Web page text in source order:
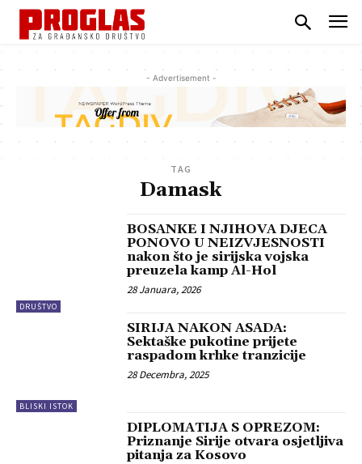
- Advertisement -
TAG
Damask
DRUŠTVO
BOSANKE I NJIHOVA DJECA
PONOVO U NEIZVJESNOSTI
nakon što je sirijska vojska
preuzela kamp Al-Hol
28 Januara, 2026
BLISKI ISTOK
SIRIJA NAKON ASADA:
Sektaške pukotine prijete
raspadom krhke tranzicije
28 Decembra, 2025
DIPLOMATIJA S OPREZOM:
Priznanje Sirije otvara osjetljiva
pitanja za Kosovo